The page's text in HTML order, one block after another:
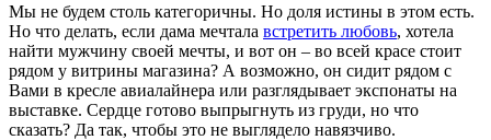
Мы не будем столь категоричны. Но доля истины в этом есть.
Но что делать, если дама мечтала встретить любовь, хотела
найти мужчину своей мечты, и вот он – во всей красе стоит
рядом у витрины магазина? А возможно, он сидит рядом с
Вами в кресле авиалайнера или разглядывает экспонаты на
выставке. Сердце готово выпрыгнуть из груди, но что
сказать? Да так, чтобы это не выглядело навязчиво.